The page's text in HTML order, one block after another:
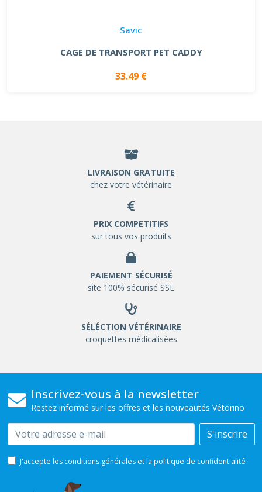
Savic
CAGE DE TRANSPORT PET CADDY
33.49 €
LIVRAISON GRATUITE
chez votre vétérinaire
PRIX COMPETITIFS
sur tous vos produits
PAIEMENT SÉCURISÉ
site 100% sécurisé SSL
SÉLÉCTION VÉTÉRINAIRE
croquettes médicalisées
Inscrivez-vous à la newsletter
Restez informé sur les offres et les nouveautés Vétorino
Email S'inscrire
J'accepte les conditions générales et la politique de confidentialité